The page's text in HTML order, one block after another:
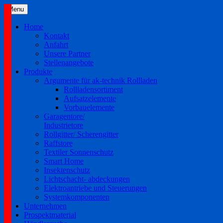
Skip
content
Menu
Home
Kontakt
Anfahrt
Unsere Partner
Stellenangebote
Produkte
Argumente für ak-technik Rollladen
Rollladensortiment
Aufsatzelemente
Vorbauelemente
Garagentore/
Industrietore
Rollgitter/ Scherengitter
Raffstore
Textiler Sonnenschutz
Smart Home
Insektenschutz
Lichtschacht- abdeckungen
Elektroantriebe und Steuerungen
Systemkomponenten
Unternehmen
Prospektmaterial